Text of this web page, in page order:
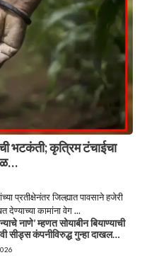
भटकंती; कृत्रिम टंचाईचा
प्रतीक्षेनंतर जिल्ह्यात पावसाने हजेरी
देण्याच्या कामांना वेग ...
नाणे’ म्हणत सोयाबीन बियाण्याची
सीड्स कंपनीविरुद्ध गुन्हा दाखल…